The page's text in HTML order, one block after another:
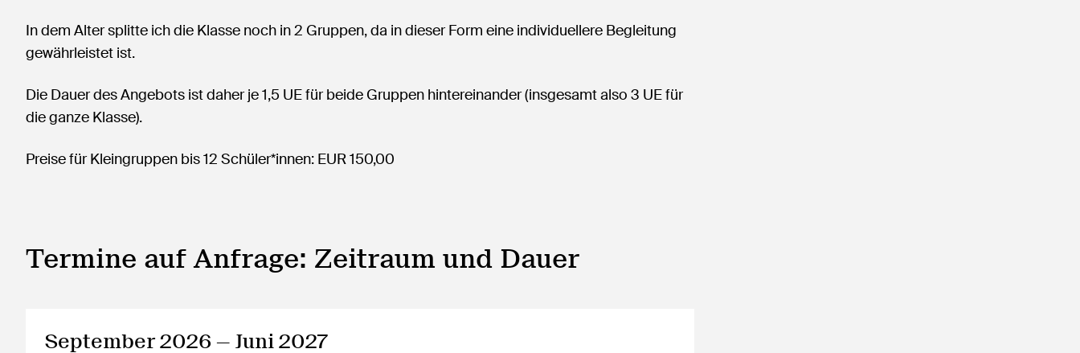
In dem Alter splitte ich die Klasse noch in 2 Gruppen, da in dieser Form eine individuellere Begleitung
gewährleistet ist.
Die Dauer des Angebots ist daher je 1,5 UE für beide Gruppen hintereinander (insgesamt also 3 UE für
die ganze Klasse).
Preise für Kleingruppen bis 12 Schüler*innen: EUR 150,00
Termine auf Anfrage: Zeitraum und Dauer
September 2026 — Juni 2027